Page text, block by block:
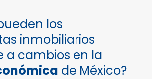
los
inmobiliarios
a cambios en la
de México?